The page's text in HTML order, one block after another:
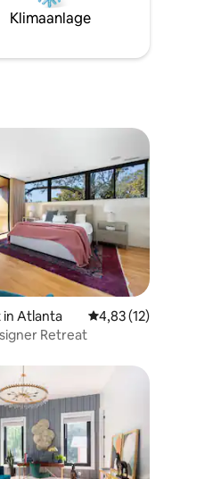
Klimaanlage
von 5, 14 Bewertungen
Atlanta Durchschnittliche
4,83 (12)
Retreat